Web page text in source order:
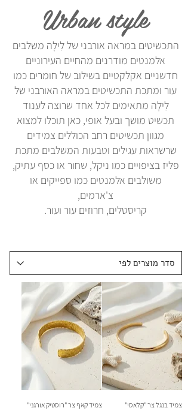
Urban style
התכשיטים במראה אורבני של לִילָה משלבים
אלמנטים מודרנים מהחיים העירוניים
חדשניים אקלקטיים בשילוב של חומרים כמו
עור ומתכת התכשיטים במראה האורבני של
לִילָה מתאימים לכל אחד שרוצה לענוד
תכשיט מושך ובעל אופי, כאן תוכלו למצוא
מגוון תכשיטים רחב הכוללים צמידים
שרשראות עגילים וטבעות המשלבים מתכת
פליז בציפויים כמו ניקל, שחור או כסף עתיק,
משולבים אלמנטים כמו ספייקים או
צ'ארמים,
קריסטלים, חרוזים עור ועור.
צמיד בנגל צר "קלאסי" צמיד קאף צר "רוסטיק אורגני"